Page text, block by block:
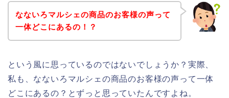
なないろマルシェの商品のお客様の声って
一体どこにあるの！？
という風に思っているのではないでしょうか？実際、
私も、なないろマルシェの商品のお客様の声って一体
どこにあるの？とずっと思っていたんですよね。